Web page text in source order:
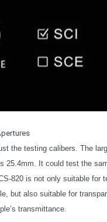
the testing calibers. The
25.4mm. It could test the
820 is not only suitable for
but also suitable for
transmittance.